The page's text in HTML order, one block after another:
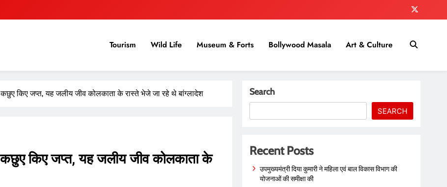
Tourism Wild Life Museum & Forts Bollywood Masala Art & Culture
किए जप्त, यह जलीय जीव कोलकाता के रास्ते भेजे जा रहे थे बांग्लादेश
किए जप्त, यह जलीय जीव कोलकाता के
Search
SEARCH
Recent Posts
उपमुख्यमंत्री दिया कुमारी ने महिला एवं बाल विकास विभाग की
योजनाओं की समीक्षा की